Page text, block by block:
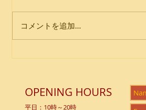
Summer Gathering 2026
コメントを追加…
OPENING HOURS
平日：10時～20時